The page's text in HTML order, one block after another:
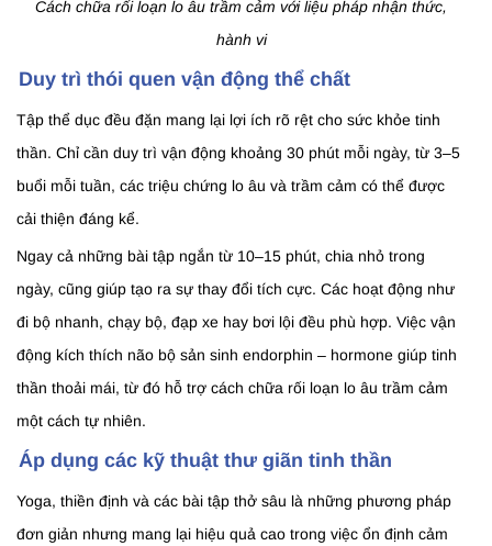
Cách chữa rối loạn lo âu trầm cảm với liệu pháp nhận thức,
hành vi
Duy trì thói quen vận động thể chất
Tập thể dục đều đặn mang lại lợi ích rõ rệt cho sức khỏe tinh
thần. Chỉ cần duy trì vận động khoảng 30 phút mỗi ngày, từ 3–5
buổi mỗi tuần, các triệu chứng lo âu và trầm cảm có thể được
cải thiện đáng kể.
Ngay cả những bài tập ngắn từ 10–15 phút, chia nhỏ trong
ngày, cũng giúp tạo ra sự thay đổi tích cực. Các hoạt động như
đi bộ nhanh, chạy bộ, đạp xe hay bơi lội đều phù hợp. Việc vận
động kích thích não bộ sản sinh endorphin – hormone giúp tinh
thần thoải mái, từ đó hỗ trợ cách chữa rối loạn lo âu trầm cảm
một cách tự nhiên.
Áp dụng các kỹ thuật thư giãn tinh thần
Yoga, thiền định và các bài tập thở sâu là những phương pháp
đơn giản nhưng mang lại hiệu quả cao trong việc ổn định cảm